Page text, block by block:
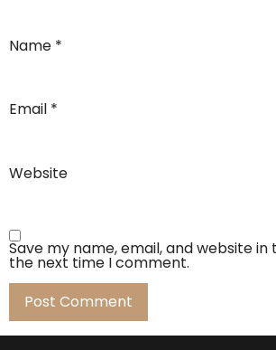
Name *
Email *
Website
Save my name, email, and website
the next time I comment.